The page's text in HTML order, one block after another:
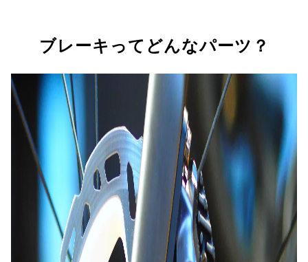
ブレーキってどんなパーツ？